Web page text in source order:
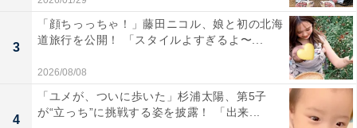
3
「顔ちっっちゃ！」藤田ニコル、娘と初の北海
道旅行を公開！ 「スタイルよすぎるよ〜...
2026/08/08
4
「ユメが、ついに歩いた」杉浦太陽、第5子
が“立っち”に挑戦する姿を披露！ 「出来...